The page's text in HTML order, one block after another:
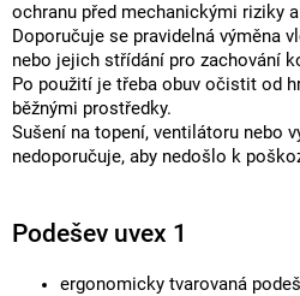
ochranu před mechanickými riziky
Doporučuje se pravidelná výměna
nebo jejich střídání pro zachování
Po použití je třeba obuv očistit od
běžnými prostředky.
Sušení na topení, ventilátoru nebo
nedoporučuje, aby nedošlo k
Podešev uvex 1
ergonomicky tvarovaná